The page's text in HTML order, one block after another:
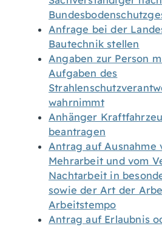
Anfrage bei der
Bautechnik stellen
Angaben zur Person
Aufgaben des
wahrnimmt
Anhänger
beantragen
Antrag auf Ausnahme
Mehrarbeit und vom
Nachtarbeit in
sowie der Art der
Arbeitstempo
Antrag auf Erlaubnis